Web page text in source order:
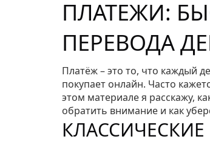
ПЛАТЕЖИ:
ПЕРЕВОДА
Платёж – это то, что каждый
покупает онлайн. Часто
этом материале я расскажу,
обратить внимание и как